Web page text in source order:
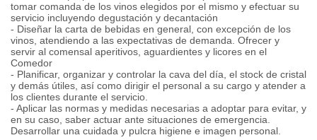
tomar comanda de los vinos elegidos por el mismo y efectuar su
servicio incluyendo degustación y decantación
- Diseñar la carta de bebidas en general, con excepción de los
vinos, atendiendo a las expectativas de demanda. Ofrecer y
servir al comensal aperitivos, aguardientes y licores en el
Comedor
- Planificar, organizar y controlar la cava del día, el stock de cristal
y demás útiles, así como dirigir el personal a su cargo y atender a
los clientes durante el servicio.
- Aplicar las normas y medidas necesarias a adoptar para evitar, y
en su caso, saber actuar ante situaciones de emergencia.
Desarrollar una cuidada y pulcra higiene e imagen personal.